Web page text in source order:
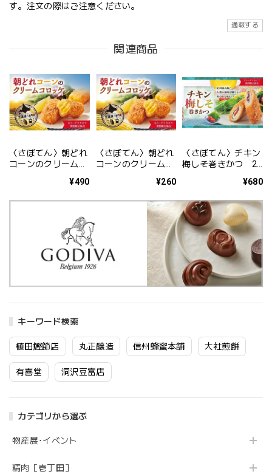
キーワード検索
植田鰹節店 丸正醸造 信州蜂蜜本舗 大社煎餅
有喜堂 洞沢豆富店
カテゴリから選ぶ
物産展･イベント
精肉［壱丁田］
す。注文の際はご注意ください。
通報する
関連商品
〈さぼてん〉朝どれ
コーンのクリームコ
¥490
〈さぼてん〉朝どれ
コーンのクリームコ
¥260
〈さぼてん〉チキン
梅しそ巻きかつ 2
¥680